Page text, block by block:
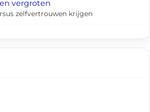
vergroten
zelfvertrouwen krijgen